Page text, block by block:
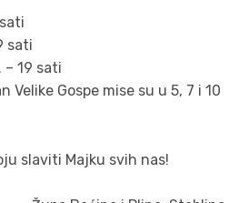
sati
– 19 sati
Velike Gospe mise su u 5, 7 i 10
slaviti Majku svih nas!